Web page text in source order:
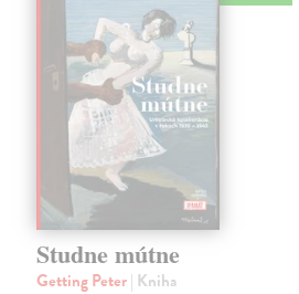
Studne mútne
Getting Peter| Kniha